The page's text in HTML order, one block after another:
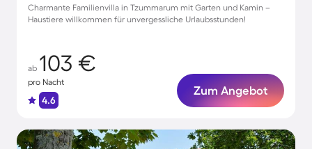
Charmante Familienvilla in Tzummarum mit Garten und Kamin –
Haustiere willkommen für unvergessliche Urlaubsstunden!
ab 103 €
pro Nacht
4.6
Zum Angebot